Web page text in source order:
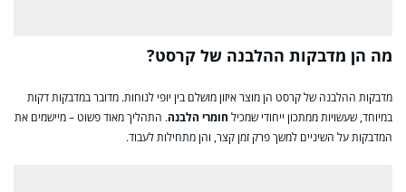
מה הן מדבקות ההלבנה של קרסט?
מדבקות ההלבנה של קרסט הן מוצר איזון מושלם בין יופי לנוחות. מדובר במדבקות דקות
במיוחד, שעשויות ממתכון ייחודי שמכיל חומרי הלבנה. התהליך מאוד פשוט – מיישמים את
המדבקות על השיניים למשך פרק זמן קצר, והן מתחילות לעבוד.